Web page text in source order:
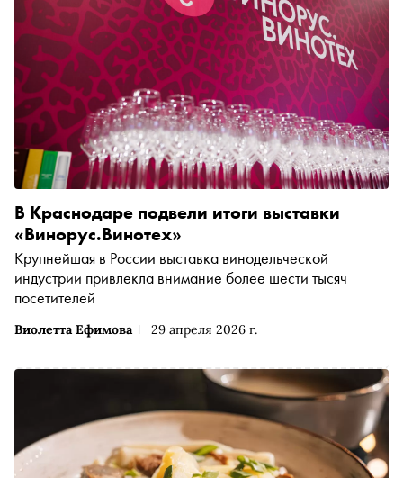
Виолетта Ефимова 29 апреля 2026 г.
В Краснодаре подвели итоги выставки
«Винорус.Винотех»
Крупнейшая в России выставка винодельческой
индустрии привлекла внимание более шести тысяч
посетителей